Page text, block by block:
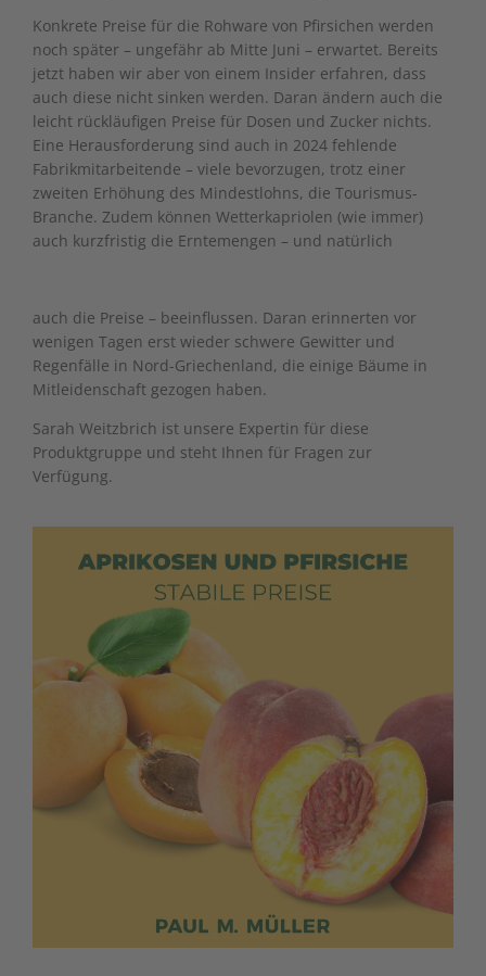
Konkrete Preise für die Rohware von Pfirsichen werden
noch später – ungefähr ab Mitte Juni – erwartet. Bereits
jetzt haben wir aber von einem Insider erfahren, dass
auch diese nicht sinken werden. Daran ändern auch die
leicht rückläufigen Preise für Dosen und Zucker nichts.
Eine Herausforderung sind auch in 2024 fehlende
Fabrikmitarbeitende – viele bevorzugen, trotz einer
zweiten Erhöhung des Mindestlohns, die Tourismus-
Branche. Zudem können Wetterkapriolen (wie immer)
auch kurzfristig die Erntemengen – und natürlich
auch die Preise – beeinflussen. Daran erinnerten vor
wenigen Tagen erst wieder schwere Gewitter und
Regenfälle in Nord-Griechenland, die einige Bäume in
Mitleidenschaft gezogen haben.
Sarah Weitzbrich ist unsere Expertin für diese
Produktgruppe und steht Ihnen für Fragen zur
Verfügung.